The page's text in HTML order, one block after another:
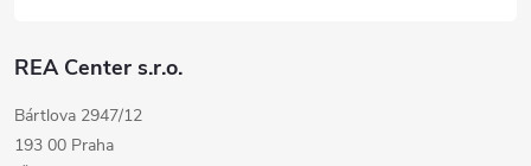
REA Center s.r.o.
Bártlova 2947/12
193 00 Praha